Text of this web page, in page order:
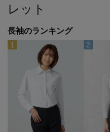
レット
長袖のランキング
1 2